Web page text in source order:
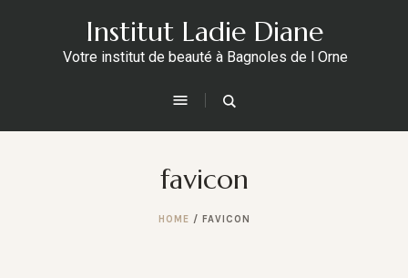
Institut Ladie Diane
Votre institut de beauté à Bagnoles de l Orne
favicon
HOME / FAVICON